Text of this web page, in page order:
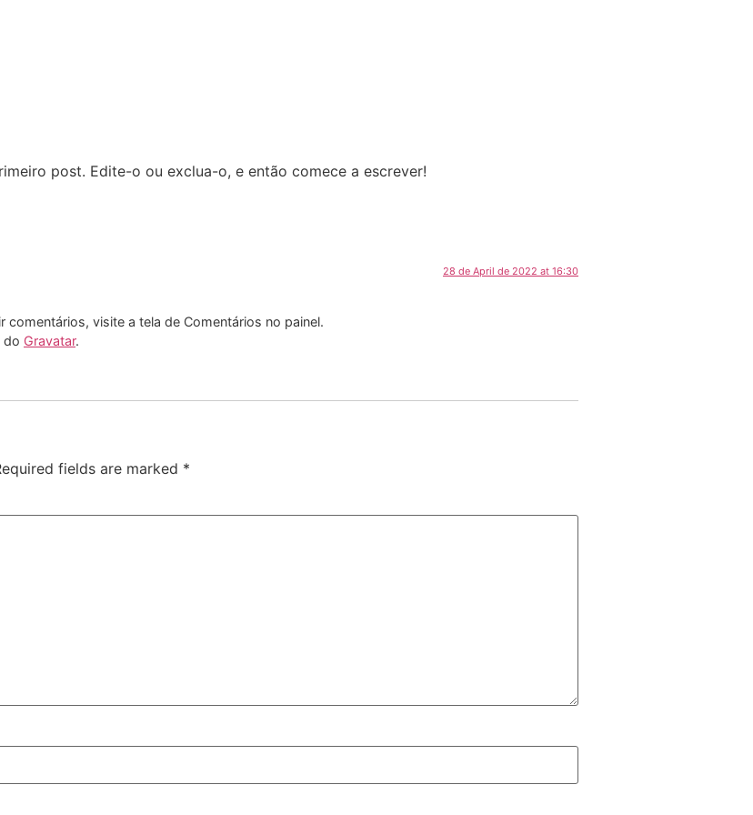
post. Edite-o ou exclua-o, e então comece a escrever!
28 de April de 2022 at 16:30
comentários, visite a tela de Comentários no painel.
do Gravatar.
fields are marked *